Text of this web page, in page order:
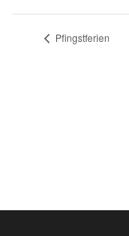
Pfingstferien